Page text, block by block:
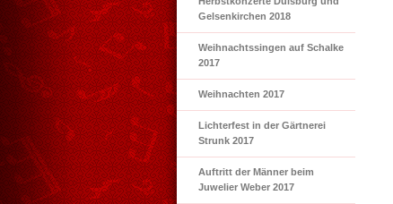
Gelsenkirchen 2018
Weihnachtssingen auf Schalke
2017
Weihnachten 2017
Lichterfest in der Gärtnerei
Strunk 2017
Auftritt der Männer beim
Juwelier Weber 2017